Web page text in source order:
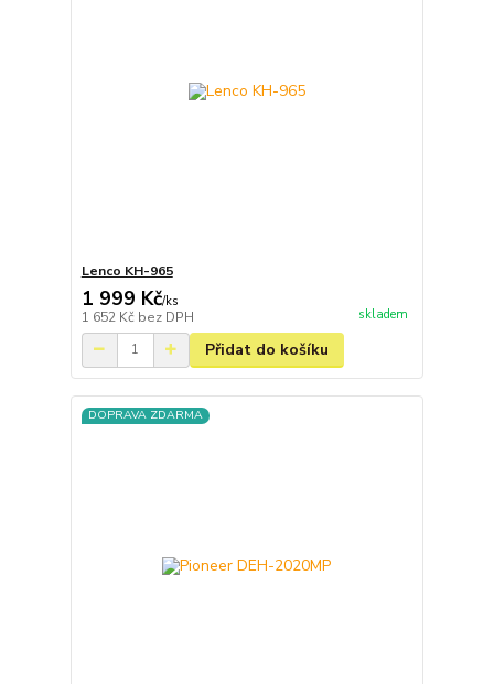
Lenco KH-965
1 999 Kč/ks
1 652 Kč bez DPH skladem
Přidat do košíku
DOPRAVA ZDARMA